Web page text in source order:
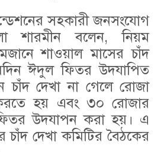
সহকারী জনসংযোগ
শারমীন বলেন, নিয়ম
শাওয়াল মাসের চাঁদ
ঈদুল ফিতর উদযাপিত
চাঁদ দেখা না গেলে রোজা
হয় এবং ৩০ রোজার
উদযাপন করা হয়। এ
দেখা কমিটির বৈঠকের